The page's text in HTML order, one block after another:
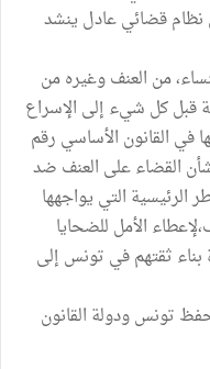
نظام قضائي عادل ينشد
من العنف وغيره من
قبل كل شيء إلى الإسراع
في القانون الأساسي رقم
2017 الصادر في 11 أوت 2017 بشأن القضاء على العنف ضد
الرئيسية التي يواجهها
الأمل للضحايا
بناء ثقتهم في تونس إلى
تونس ودولة القانون